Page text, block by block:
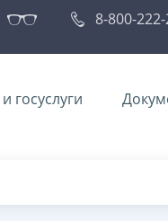
8-800-
госуслуги